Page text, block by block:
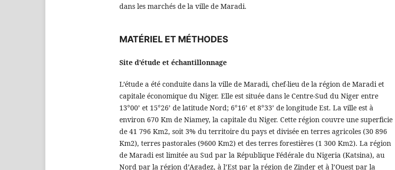
dans les marchés de la ville de Maradi.
MATÉRIEL ET MÉTHODES
Site d’étude et échantillonnage
L’étude a été conduite dans la ville de Maradi, chef-lieu de la région de Maradi et
capitale économique du Niger. Elle est située dans le Centre-Sud du Niger entre
13°00’ et 15°26’ de latitude Nord; 6°16’ et 8°33’ de longitude Est. La ville est à
environ 670 Km de Niamey, la capitale du Niger. Cette région couvre une superficie
de 41 796 Km2, soit 3% du territoire du pays et divisée en terres agricoles (30 896
Km2), terres pastorales (9600 Km2) et des terres forestières (1 300 Km2). La région
de Maradi est limitée au Sud par la République Fédérale du Nigeria (Katsina), au
Nord par la région d’Agadez, à l’Est par la région de Zinder et à l’Ouest par la